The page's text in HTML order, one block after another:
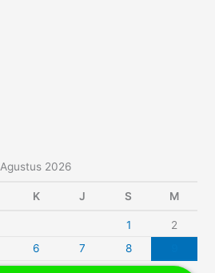
Agustus 2026
K J S M
1
2
6 7 8